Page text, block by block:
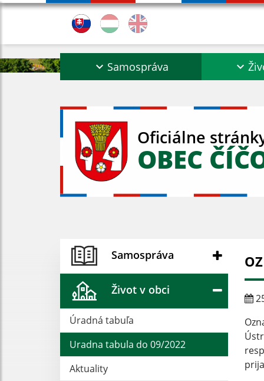
Samospráva
Oficiálne
OBEC
Samospráva
Život v obci
Úradná tabuľa
Uradna tabula do 09/2022
Aktuality